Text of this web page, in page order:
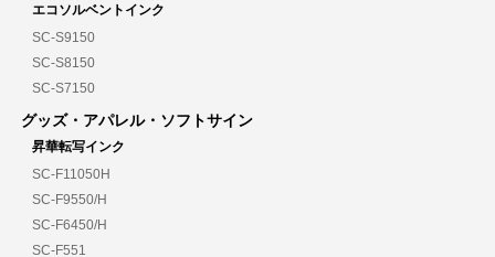
エコソルベントインク
SC-S9150
SC-S8150
SC-S7150
グッズ・アパレル・ソフトサイン
昇華転写インク
SC-F11050H
SC-F9550/H
SC-F6450/H
SC-F551